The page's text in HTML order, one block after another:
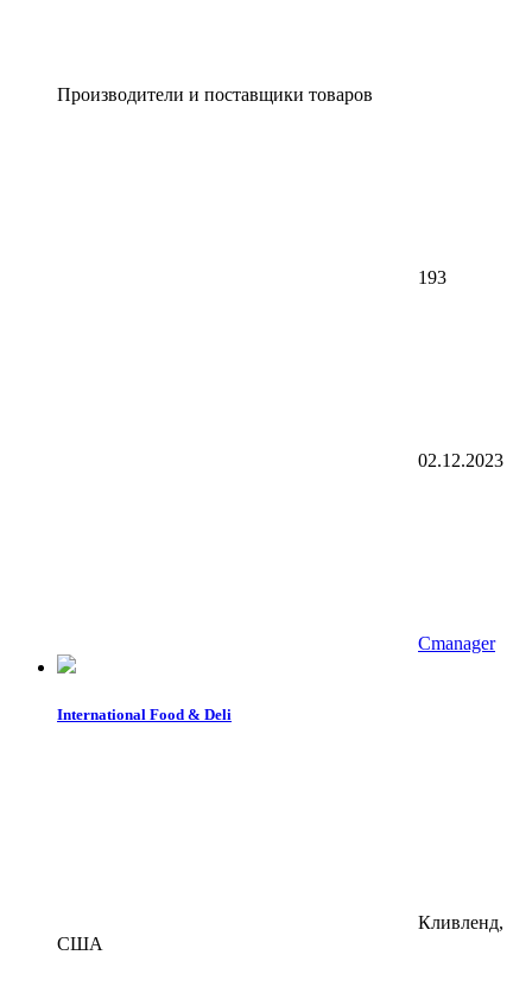
Производители и поставщики товаров
193
02.12.2023
Cmanager
International Food & Deli
Кливленд,
США